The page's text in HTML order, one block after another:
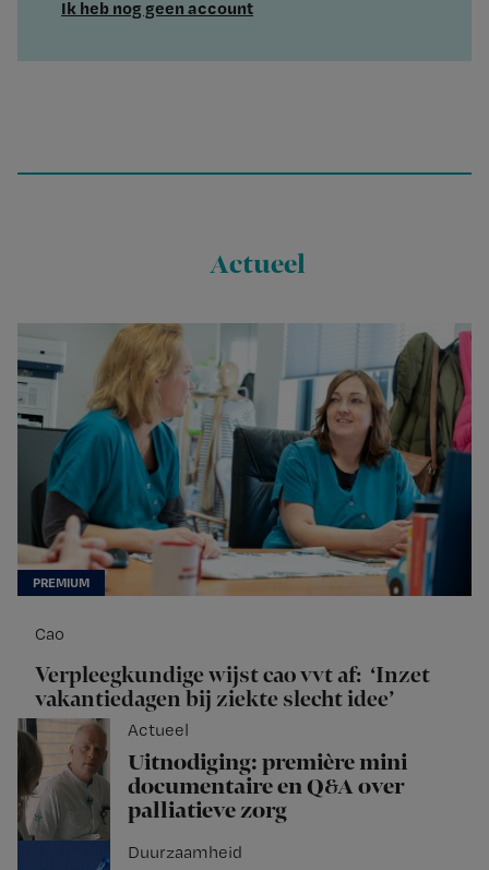
Ik heb nog geen account
Actueel
Cao
Verpleegkundige wijst cao vvt af: ‘Inzet
vakantiedagen bij ziekte slecht idee’
Actueel
Uitnodiging: première mini
documentaire en Q&A over
palliatieve zorg
Duurzaamheid